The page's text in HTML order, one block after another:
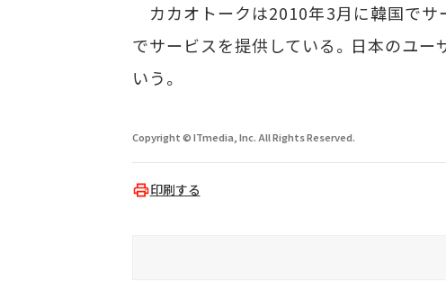
カカオトークは2010年3月に韓国でサ
でサービスを提供している。日本のユー
いう。
Copyright © ITmedia, Inc. All Rights Reserved.
印刷する